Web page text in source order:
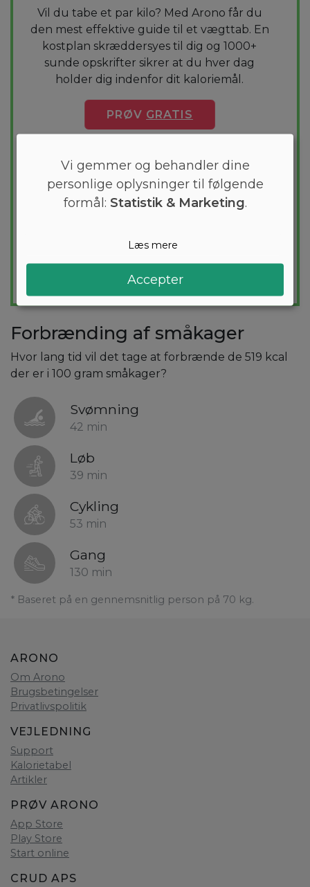
Vil du tabe et par kilo? Med Arono får du
den mest effektive guide til et vægttab. En
kostplan skræddersyes til dig og 1000+
sunde opskrifter sikrer at du hver dag
holder dig indenfor dit kaloriemål.
PRØV GRATIS
Forbrænding af småkager
Hvor lang tid vil det tage at forbrænde de 519 kcal
der er i 100 gram småkager?
Svømning
42 min
Løb
39 min
Cykling
53 min
Gang
130 min
* Baseret på en gennemsnitlig person på 70 kg.
ARONO
Om Arono
Brugsbetingelser
Privatlivspolitik
VEJLEDNING
Support
Kalorietabel
Artikler
PRØV ARONO
App Store
Play Store
Start online
CRUD APS
Vi gemmer og behandler dine
personlige oplysninger til følgende
formål: Statistik & Marketing.
Læs mere
Accepter